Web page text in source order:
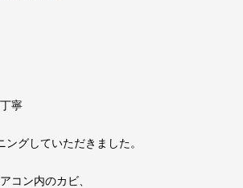
寧
グしていただきました。
コン内のカビ、